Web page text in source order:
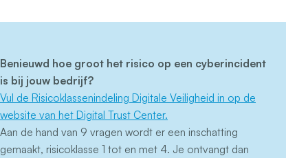
Benieuwd hoe groot het risico op een cyberincident
is bij jouw bedrijf?
Vul de Risicoklassenindeling Digitale Veiligheid in op de
website van het Digital Trust Center.
Aan de hand van 9 vragen wordt er een inschatting
gemaakt, risicoklasse 1 tot en met 4. Je ontvangt dan